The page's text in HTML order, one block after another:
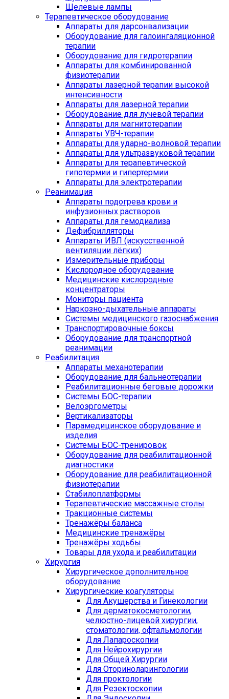
Щелевые лампы
Терапевтическое оборудование
Аппараты для дарсонвализации
Оборудование для галоингаляционной
терапии
Оборудование для гидротерапии
Аппараты для комбинированной
физиотерапии
Аппараты лазерной терапии высокой
интенсивности
Аппараты для лазерной терапии
Оборудование для лучевой терапии
Аппараты для магнитотерапии
Аппараты УВЧ-терапии
Аппараты для ударно-волновой терапии
Аппараты для ультразвуковой терапии
Аппараты для терапевтической
гипотермии и гипертермии
Аппараты для электротерапии
Реанимация
Аппараты подогрева крови и
инфузионных растворов
Аппараты для гемодиализа
Дефибрилляторы
Аппараты ИВЛ (искусственной
вентиляции лёгких)
Измерительные приборы
Кислородное оборудование
Медицинские кислородные
концентраторы
Мониторы пациента
Наркозно-дыхательные аппараты
Системы медицинского газоснабжения
Транспортировочные боксы
Оборудование для транспортной
реанимации
Реабилитация
Аппараты механотерапии
Оборудование для бальнеотерапии
Реабилитационные беговые дорожки
Системы БОС-терапии
Велоэргометры
Вертикализаторы
Парамедицинское оборудование и
изделия
Системы БОС-тренировок
Оборудование для реабилитационной
диагностики
Оборудование для реабилитационной
физиотерапии
Стабилоплатформы
Терапевтические массажные столы
Тракционные системы
Тренажёры баланса
Медицинские тренажёры
Тренажёры ходьбы
Товары для ухода и реабилитации
Хирургия
Хирургическое дополнительное
оборудование
Хирургические коагуляторы
Для Акушерства и Гинекологии
Для дерматокосметологии,
челюстно-лицевой хирургии,
стоматологии, офтальмологии
Для Лапароскопии
Для Нейрохирургии
Для Общей Хирургии
Для Оториноларингологии
Для проктологии
Для Резектоскопии